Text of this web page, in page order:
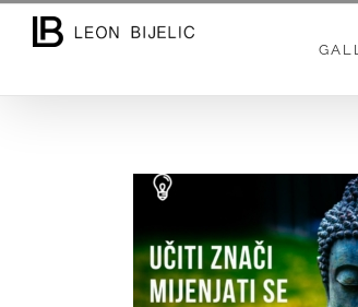
UČITI ZNAČI MIJENJATI